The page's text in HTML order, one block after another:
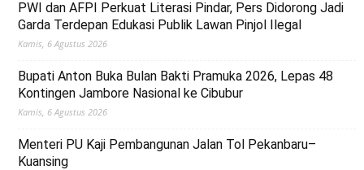
PWI dan AFPI Perkuat Literasi Pindar, Pers Didorong Jadi
Garda Terdepan Edukasi Publik Lawan Pinjol Ilegal
Kamis, 6 Agustus 2026
Bupati Anton Buka Bulan Bakti Pramuka 2026, Lepas 48
Kontingen Jambore Nasional ke Cibubur
Kamis, 6 Agustus 2026
Menteri PU Kaji Pembangunan Jalan Tol Pekanbaru–
Kuansing